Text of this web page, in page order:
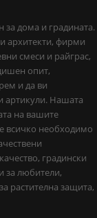
за дома и градината.
архитекти, фирми
смеси и райграс,
опит,
и да ви
артикули. Нашата
на вашите
всичко необходимо
градински
за любители,
растителна защита,